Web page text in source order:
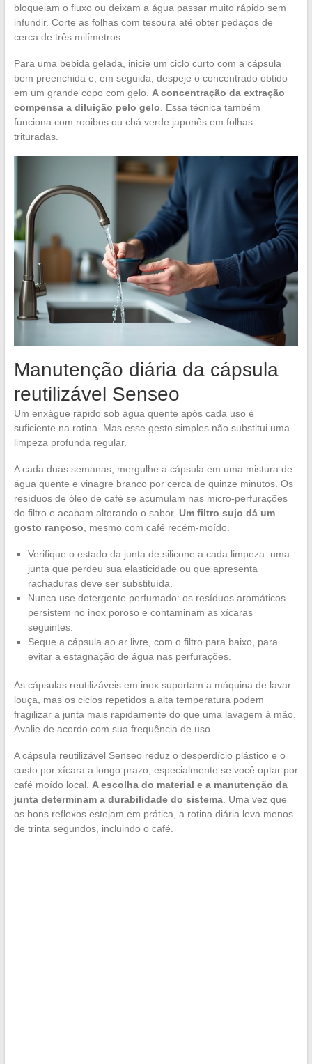
bloqueiam o fluxo ou deixam a água passar muito rápido sem
infundir. Corte as folhas com tesoura até obter pedaços de
cerca de três milímetros.
Para uma bebida gelada, inicie um ciclo curto com a cápsula
bem preenchida e, em seguida, despeje o concentrado obtido
em um grande copo com gelo. A concentração da extração
compensa a diluição pelo gelo . Essa técnica também
funciona com rooibos ou chá verde japonês em folhas
trituradas.
Manutenção diária da cápsula
reutilizável Senseo
Um enxágue rápido sob água quente após cada uso é
suficiente na rotina. Mas esse gesto simples não substitui uma
limpeza profunda regular.
A cada duas semanas, mergulhe a cápsula em uma mistura de
água quente e vinagre branco por cerca de quinze minutos. Os
resíduos de óleo de café se acumulam nas micro-perfurações
do filtro e acabam alterando o sabor. Um filtro sujo dá um
gosto rançoso, mesmo com café recém-moído.
Verifique o estado da junta de silicone a cada limpeza: uma
junta que perdeu sua elasticidade ou que apresenta
rachaduras deve ser substituída.
Nunca use detergente perfumado: os resíduos aromáticos
persistem no inox poroso e contaminam as xícaras
seguintes.
Seque a cápsula ao ar livre, com o filtro para baixo, para
evitar a estagnação de água nas perfurações.
As cápsulas reutilizáveis em inox suportam a máquina de lavar
louça, mas os ciclos repetidos a alta temperatura podem
fragilizar a junta mais rapidamente do que uma lavagem à mão.
Avalie de acordo com sua frequência de uso.
A cápsula reutilizável Senseo reduz o desperdício plástico e o
custo por xícara a longo prazo, especialmente se você optar por
café moído local. A escolha do material e a manutenção da
junta determinam a durabilidade do sistema. Uma vez que
os bons reflexos estejam em prática, a rotina diária leva menos
de trinta segundos, incluindo o café.